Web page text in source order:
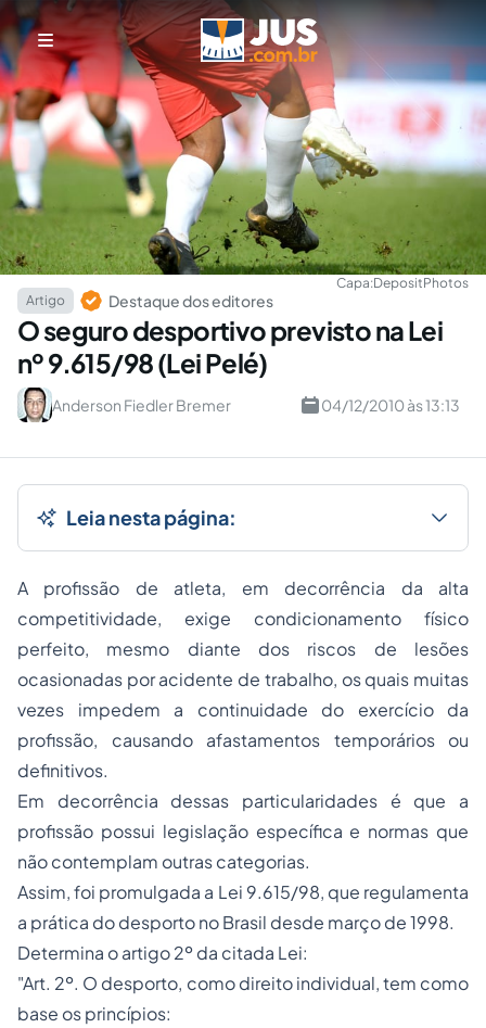
Capa:DepositPhotos
Artigo
Destaque dos editores
O seguro desportivo previsto na Lei
nº 9.615/98 (Lei Pelé)
Anderson Fiedler Bremer 04/12/2010 às 13:13
Leia nesta página:
A profissão de atleta, em decorrência da alta
competitividade, exige condicionamento físico
perfeito, mesmo diante dos riscos de lesões
ocasionadas por acidente de trabalho, os quais muitas
vezes impedem a continuidade do exercício da
profissão, causando afastamentos temporários ou
definitivos.
Em decorrência dessas particularidades é que a
profissão possui legislação específica e normas que
não contemplam outras categorias.
Assim, foi promulgada a Lei 9.615/98, que regulamenta
a prática do desporto no Brasil desde março de 1998.
Determina o artigo 2º da citada Lei:
"Art. 2º. O desporto, como direito individual, tem como
base os princípios: